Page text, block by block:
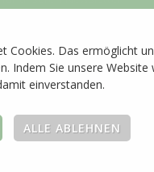
ANMELDUNG
Cookies. Das ermöglicht
Indem Sie unsere Website
einverstanden.